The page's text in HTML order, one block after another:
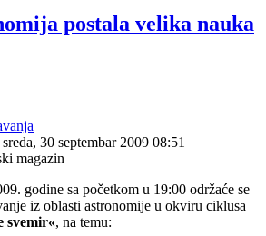
postala velika nauka
30 septembar 2009 08:51
magazin
godine sa početkom u 19:00 održaće se
iz oblasti astronomije u okviru ciklusa
svemir«, na temu: